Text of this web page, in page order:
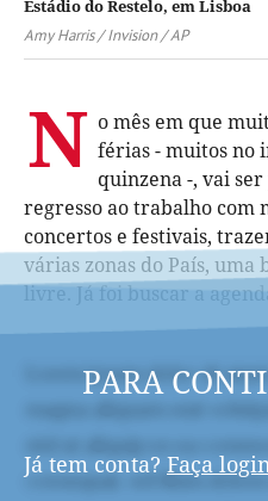
Estádio do Restelo, em Lisboa
Amy Harris / Invision / AP
N o mês em que
férias - muitos no
quinzena -, vai
regresso ao trabalho com
concertos e festivais,
várias zonas do País,
livre. Já foi buscar a
PARA
Já tem conta? Faça login